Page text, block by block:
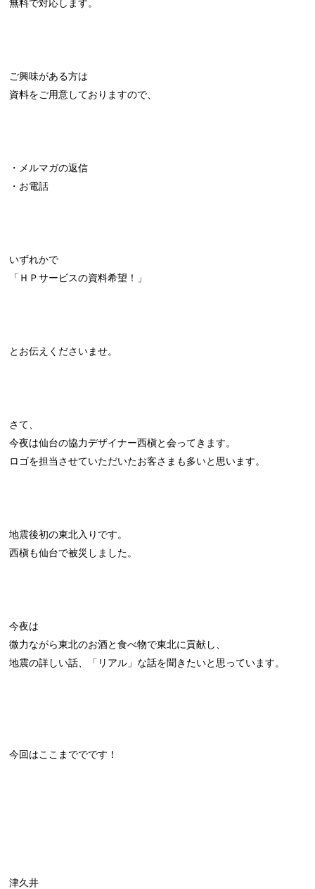
無料で対応します。
ご興味がある方は
資料をご用意しておりますので、
・メルマガの返信
・お電話
いずれかで
「ＨＰサービスの資料希望！」
とお伝えくださいませ。
さて、
今夜は仙台の協力デザイナー西槇と会ってきます。
ロゴを担当させていただいたお客さまも多いと思います。
地震後初の東北入りです。
西槇も仙台で被災しました。
今夜は
微力ながら東北のお酒と食べ物で東北に貢献し、
地震の詳しい話、「リアル」な話を聞きたいと思っています。
今回はここまででです！
津久井